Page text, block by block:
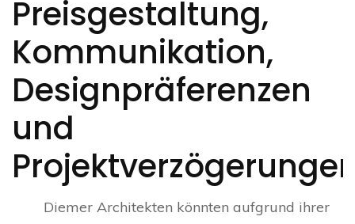
Preisgestaltung,
Kommunikation,
Designpräferenzen
und
Diemer Architekten könnten aufgrund ihrer